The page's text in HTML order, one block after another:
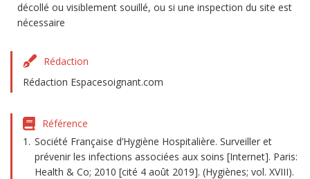
décollé ou visiblement souillé, ou si une inspection du site est
nécessaire
Rédaction
Rédaction Espacesoignant.com
Référence
Société Française d’Hygiène Hospitalière. Surveiller et
prévenir les infections associées aux soins [Internet]. Paris:
Health & Co; 2010 [cité 4 août 2019]. (Hygiènes; vol. XVIII).